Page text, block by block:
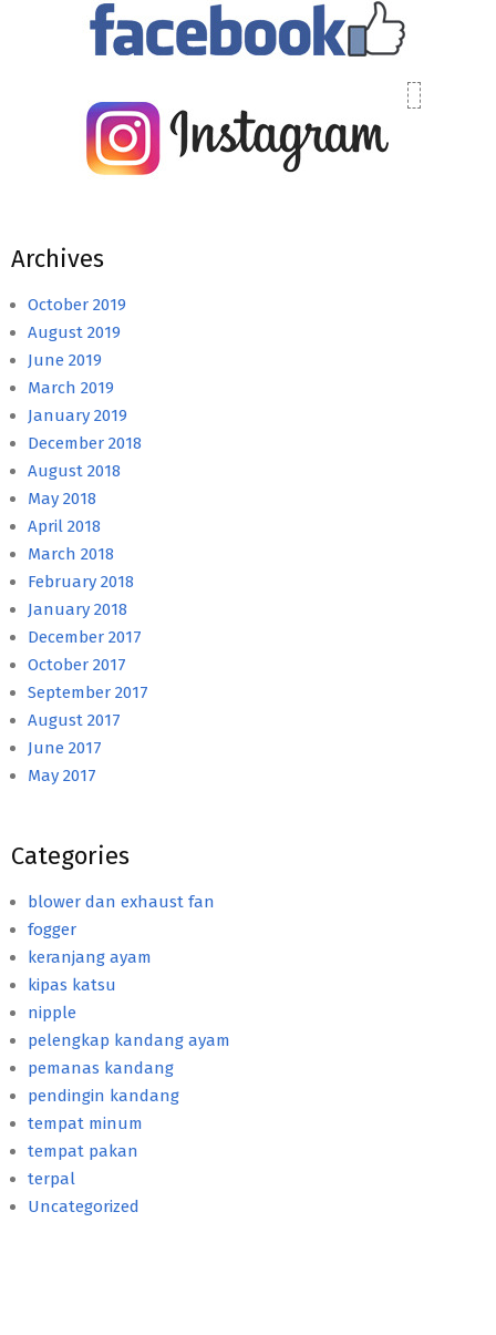
Archives
October 2019
August 2019
June 2019
March 2019
January 2019
December 2018
August 2018
May 2018
April 2018
March 2018
February 2018
January 2018
December 2017
October 2017
September 2017
August 2017
June 2017
May 2017
Categories
blower dan exhaust fan
fogger
keranjang ayam
kipas katsu
nipple
pelengkap kandang ayam
pemanas kandang
pendingin kandang
tempat minum
tempat pakan
terpal
Uncategorized